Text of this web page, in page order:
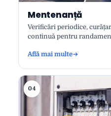
Mentenanță
Verificări periodice,
continuă pentru
Află mai multe
04